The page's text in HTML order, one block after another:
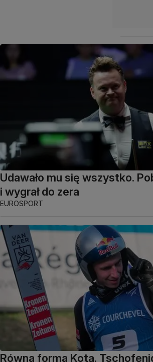
Udawało mu się wszystko.
i wygrał do zera
EUROSPORT
Równa forma Kota.